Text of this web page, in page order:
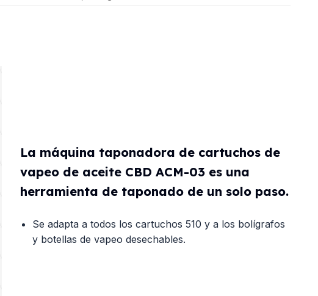
La máquina taponadora de cartuchos de
vapeo de aceite CBD ACM-03 es una
herramienta de taponado de un solo paso.
Se adapta a todos los cartuchos 510 y a los bolígrafos
y botellas de vapeo desechables.